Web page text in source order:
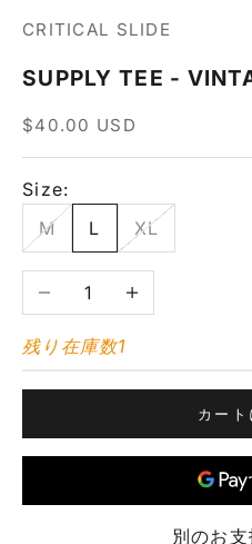
CRITICAL SLIDE
SUPPLY TEE -
セール価格
$40.00 USD
Size:
M
L XL
数量を減らす数量を増やす
残り在庫数1
カート
別のお